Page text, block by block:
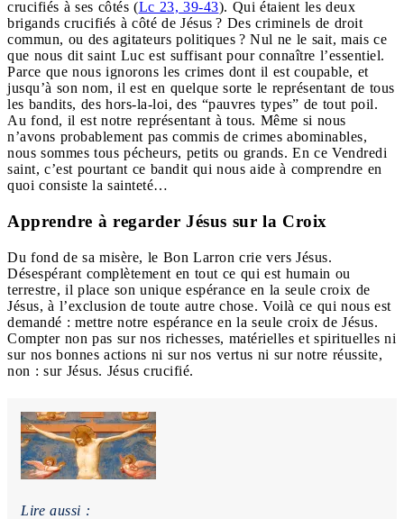
crucifiés à ses côtés (Lc 23, 39-43). Qui étaient les deux
brigands crucifiés à côté de Jésus ? Des criminels de droit
commun, ou des agitateurs politiques ? Nul ne le sait, mais ce
que nous dit saint Luc est suffisant pour connaître l’essentiel.
Parce que nous ignorons les crimes dont il est coupable, et
jusqu’à son nom, il est en quelque sorte le représentant de tous
les bandits, des hors-la-loi, des “pauvres types” de tout poil.
Au fond, il est notre représentant à tous. Même si nous
n’avons probablement pas commis de crimes abominables,
nous sommes tous pécheurs, petits ou grands. En ce Vendredi
saint, c’est pourtant ce bandit qui nous aide à comprendre en
quoi consiste la sainteté…
Apprendre à regarder Jésus sur la Croix
Du fond de sa misère, le Bon Larron crie vers Jésus.
Désespérant complètement en tout ce qui est humain ou
terrestre, il place son unique espérance en la seule croix de
Jésus, à l’exclusion de toute autre chose. Voilà ce qui nous est
demandé : mettre notre espérance en la seule croix de Jésus.
Compter non pas sur nos richesses, matérielles et spirituelles ni
sur nos bonnes actions ni sur nos vertus ni sur notre réussite,
non : sur Jésus. Jésus crucifié.
Lire aussi :